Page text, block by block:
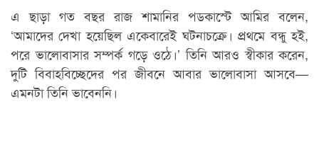
এ ছাড়া গত বছর রাজ শামানির পডকাস্টে আমির বলেন,
‘আমাদের দেখা হয়েছিল একেবারেই ঘটনাচক্রে। প্রথমে বন্ধু হই,
পরে ভালোবাসার সম্পর্ক গড়ে ওঠে।’ তিনি আরও স্বীকার করেন,
দুটি বিবাহবিচ্ছেদের পর জীবনে আবার ভালোবাসা আসবে—
এমনটা তিনি ভাবেননি।